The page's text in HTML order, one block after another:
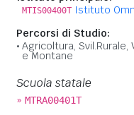
MTIS00400T Istituto
Percorsi di Studio:
Agricoltura, Svil.Rurale,
e Montane
Scuola statale
» MTRA00401T